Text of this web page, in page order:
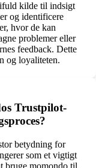
kilde til indsigt
og identificere
hvor de kan
problemer eller
feedback. Dette
og loyaliteten.
Trustpilot-
betydning for
som et vigtigt
bruge momondo til